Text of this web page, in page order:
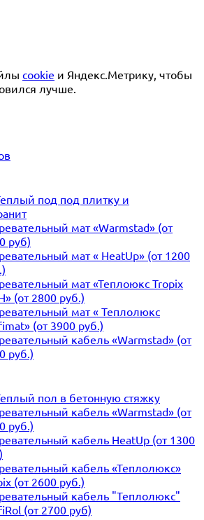
cookie и Яндекс.Метрику, чтобы
лучше.
под под плитку и
мат «Warmstad» (от
руб)
мат « HeatUp» (от 1200
мат «Теплоюкс Tropix
(от 2800 руб.)
мат « Теплолюкс
(от 3900 руб.)
кабель «Warmstad» (от
руб.)
пол в бетонную стяжку
кабель «Warmstad» (от
руб.)
кабель HeatUp (от 1300
кабель «Теплолюкс»
(от 2600 руб.)
кабель "Теплолюкс"
(от 2700 руб)